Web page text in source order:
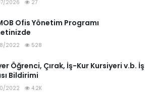
2026 27
Ofis Yönetim Programı
2022 528
Öğrenci, Çırak, İş-Kur Kursiyeri v.b. İş
Bildirimi
2022 4.2K